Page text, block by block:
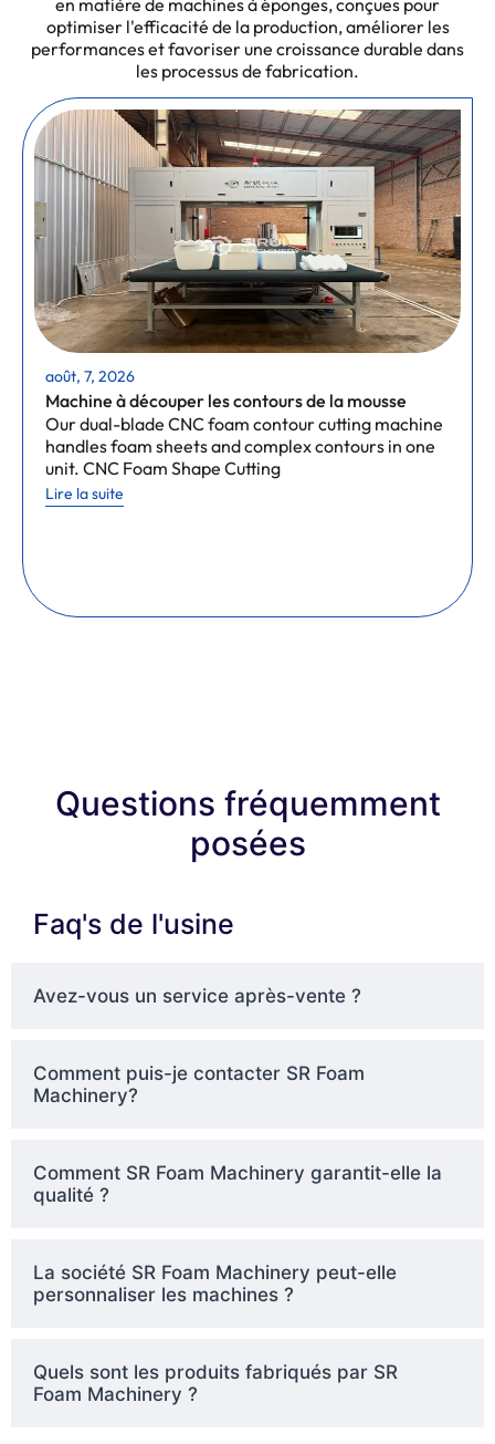
optimiser l'efficacité de la production, améliorer les
performances et favoriser une croissance durable dans
les processus de fabrication.
août, 7, 2026
Machine à découper les contours de la mousse
Our dual-blade CNC foam contour cutting machine
handles foam sheets and complex contours in one
unit. CNC Foam Shape Cutting
Lire la suite
Questions fréquemment
posées
Faq's de l'usine
Avez-vous un service après-vente ?
Comment puis-je contacter SR Foam
Machinery?
Comment SR Foam Machinery garantit-elle la
qualité ?
La société SR Foam Machinery peut-elle
personnaliser les machines ?
Quels sont les produits fabriqués par SR
Foam Machinery ?